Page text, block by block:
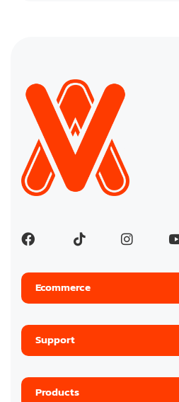
Ecommerce
Support
Products